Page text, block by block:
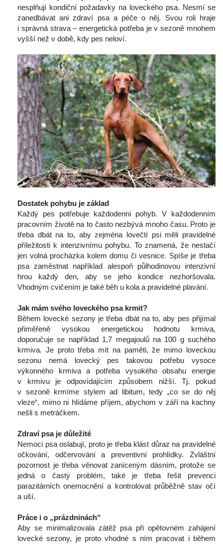
nesplňují kondiční požadavky na loveckého psa. Nesmí se
zanedbávat ani zdraví psa a péče o něj. Svou roli hraje
i správná strava – energetická potřeba je v sezoně mnohem
vyšší než v době, kdy pes neloví.
Dostatek pohybu je základ
Každý pes potřebuje každodenní pohyb. V každodenním
pracovním životě na to často nezbývá mnoho času. Proto je
třeba dbát na to, aby zejména lovečtí psi měli pravidelné
příležitosti k intenzivnímu pohybu. To znamená, že nestačí
jen volná procházka kolem domu či vesnice. Spíše je třeba
psa zaměstnat například alespoň půlhodinovou intenzivní
hrou každý den, aby se jeho kondice nezhoršovala.
Vhodným cvičením je také běh u kola a pravidelné plavání.
Jak mám svého loveckého psa krmit?
Během lovecké sezony je třeba dbát na to, aby pes přijímal
přiměřeně vysokou energetickou hodnotu krmiva,
doporučuje se například 1,7 megajoulů na 100 g suchého
krmiva. Je proto třeba mít na paměti, že mimo loveckou
ezonu nemá lovecký pes takovou potřebu vysoce
výkonného krmiva a potřeba vysokého obsahu energie
v krmivu je odpovídajícím způsobem nižší. Tj. pokud
v sezoně krmíme stylem ad libitum, tedy „co se do něj
vleze“, mimo ni hlídáme příjem, abychom v září na kachny
nešli s metráčkem.
Zdraví psa je důležité
Nemoci psa oslabují, proto je třeba klást důraz na pravidelné
očkování, odčervování a preventivní prohlídky. Zvláštní
pozornost je třeba věnovat zaníceným dásním, protože se
jedná o častý problém, také je třeba řešit prevenci
parazitárních onemocnění a kontrolovat průběžně stav očí
a uší.
Práce i o „prázdninách“
Aby se minimalizovala zátěž psa při opětovném zahájení
lovecké sezony, je proto vhodné s ním pracovat i během